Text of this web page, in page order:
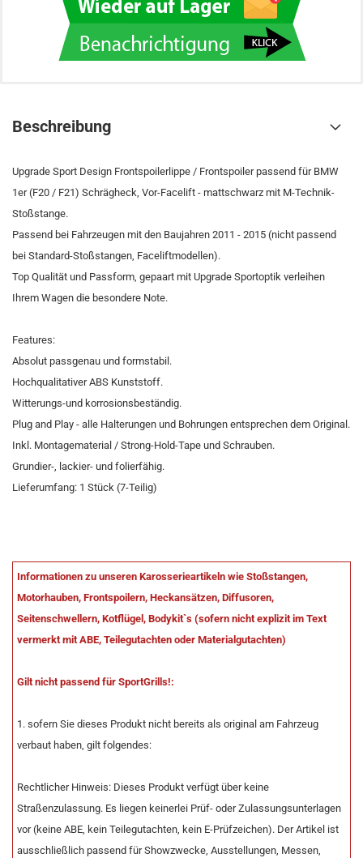
Beschreibung
Upgrade Sport Design Frontspoilerlippe / Frontspoiler passend für BMW
1er (F20 / F21) Schrägheck, Vor-Facelift - mattschwarz mit M-Technik-
Stoßstange.
Passend bei Fahrzeugen mit den Baujahren 2011 - 2015 (nicht passend
bei Standard-Stoßstangen, Faceliftmodellen).
Top Qualität und Passform, gepaart mit Upgrade Sportoptik verleihen
Ihrem Wagen die besondere Note.
Features:
Absolut passgenau und formstabil.
Hochqualitativer ABS Kunststoff.
Witterungs-und korrosionsbeständig.
Plug and Play - alle Halterungen und Bohrungen entsprechen dem Original.
Inkl. Montagematerial / Strong-Hold-Tape und Schrauben.
Grundier-, lackier- und folierfähig.
Lieferumfang: 1 Stück (7-Teilig)
Informationen zu unseren Karosserieartikeln wie Stoßstangen,
Motorhauben, Frontspoilern, Heckansätzen, Diffusoren,
Seitenschwellern, Kotflügel, Bodykit`s (sofern nicht explizit im Text
vermerkt mit ABE, Teilegutachten oder Materialgutachten)
Gilt nicht passend für SportGrills!:
1. sofern Sie dieses Produkt nicht bereits als original am Fahrzeug
verbaut haben, gilt folgendes:
Rechtlicher Hinweis: Dieses Produkt verfügt über keine
Straßenzulassung. Es liegen keinerlei Prüf- oder Zulassungsunterlagen
vor (keine ABE, kein Teilegutachten, kein E-Prüfzeichen). Der Artikel ist
ausschließlich passend für Showzwecke, Ausstellungen, Messen,